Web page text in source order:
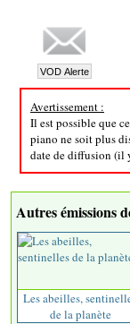
Avertissement :
Il est possible que
piano ne soit plus
date de diffusion (il
Autres émissions
Les abeilles,
de la planète